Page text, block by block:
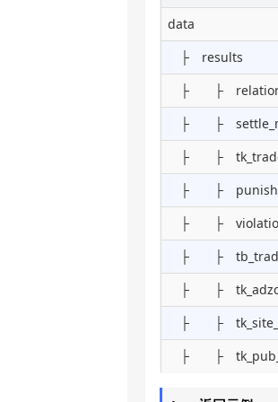
data
├ results
├ ├
├ ├
├ ├
├ ├
├ ├
├ ├
├ ├
├ ├
├ ├